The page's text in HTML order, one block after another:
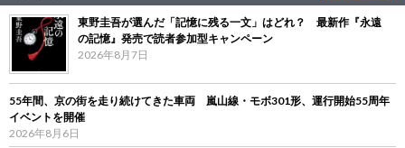
東野圭吾が選んだ「記憶に残る一文」はどれ？ 最新作『永遠
の記憶』発売で読者参加型キャンペーン
2026年8月7日
55年間、京の街を走り続けてきた車両 嵐山線・モボ301形、運行開始55周年
イベントを開催
2026年8月6日